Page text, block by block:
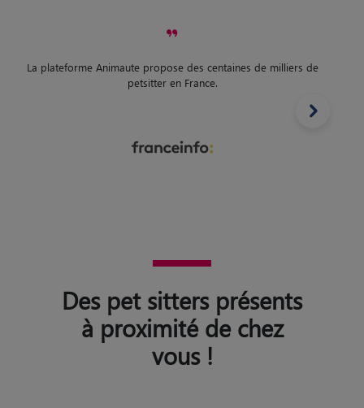
La plateforme Animaute propose des centaines de milliers de
petsitter en France.
Des pet sitters présents
à proximité de chez
vous !